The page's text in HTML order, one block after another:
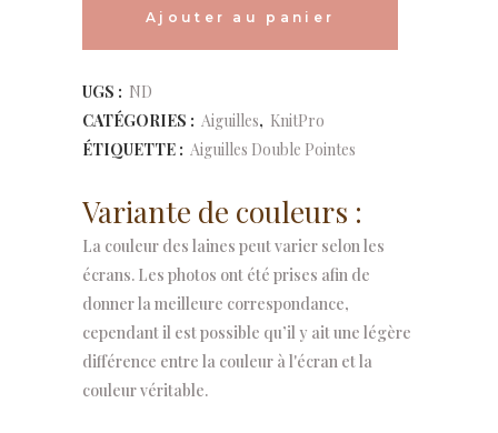
double
pointes
15
quantity
Ajouter au panier
UGS : ND
CATÉGORIES : Aiguilles, KnitPro
ÉTIQUETTE : Aiguilles Double Pointes
Variante de couleurs :
La couleur des laines peut varier selon les
écrans. Les photos ont été prises afin de
donner la meilleure correspondance,
cependant il est possible qu’il y ait une légère
différence entre la couleur à l'écran et la
couleur véritable.